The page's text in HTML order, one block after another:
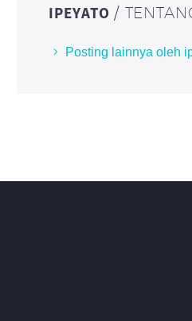
IPEYATO /
Posting lainnya oleh